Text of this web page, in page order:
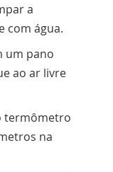
a
com água.
um pano
ao ar livre
termômetro
na